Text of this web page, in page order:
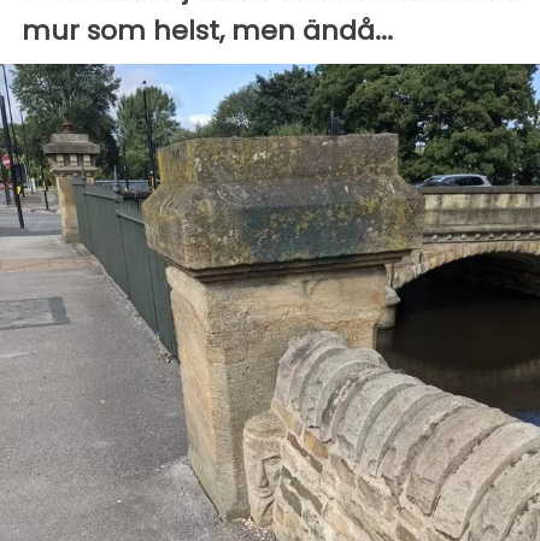
mur som helst, men ändå...